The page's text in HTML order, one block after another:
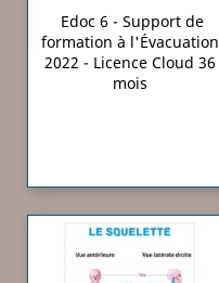
Edoc 6 - Support de
formation à l'Évacuation
2022 - Licence Cloud 36
mois